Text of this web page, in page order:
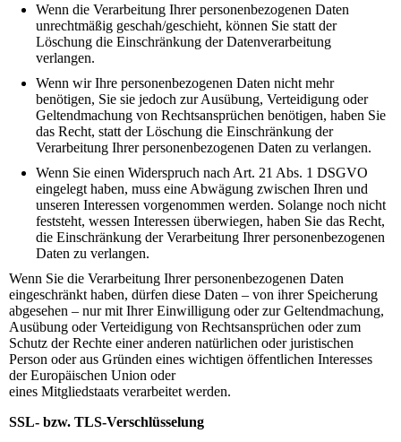
Wenn die Verarbeitung Ihrer personenbezogenen Daten
unrechtmäßig geschah/geschieht, können Sie statt der
Löschung die Einschränkung der Datenverarbeitung
verlangen.
Wenn wir Ihre personenbezogenen Daten nicht mehr
benötigen, Sie sie jedoch zur Ausübung, Verteidigung oder
Geltendmachung von Rechtsansprüchen benötigen, haben Sie
das Recht, statt der Löschung die Einschränkung der
Verarbeitung Ihrer personenbezogenen Daten zu verlangen.
Wenn Sie einen Widerspruch nach Art. 21 Abs. 1 DSGVO
eingelegt haben, muss eine Abwägung zwischen Ihren und
unseren Interessen vorgenommen werden. Solange noch nicht
feststeht, wessen Interessen überwiegen, haben Sie das Recht,
die Einschränkung der Verarbeitung Ihrer personenbezogenen
Daten zu verlangen.
Wenn Sie die Verarbeitung Ihrer personenbezogenen Daten
eingeschränkt haben, dürfen diese Daten – von ihrer Speicherung
abgesehen – nur mit Ihrer Einwilligung oder zur Geltendmachung,
Ausübung oder Verteidigung von Rechtsansprüchen oder zum
Schutz der Rechte einer anderen natürlichen oder juristischen
Person oder aus Gründen eines wichtigen öffentlichen Interesses
der Europäischen Union oder
eines Mitgliedstaats verarbeitet werden.
SSL- bzw. TLS-Verschlüsselung